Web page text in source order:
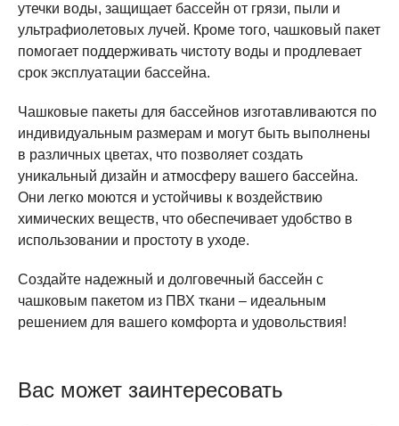
утечки воды, защищает бассейн от грязи, пыли и
ультрафиолетовых лучей. Кроме того, чашковый пакет
помогает поддерживать чистоту воды и продлевает
срок эксплуатации бассейна.
Чашковые пакеты для бассейнов изготавливаются по
индивидуальным размерам и могут быть выполнены
в различных цветах, что позволяет создать
уникальный дизайн и атмосферу вашего бассейна.
Они легко моются и устойчивы к воздействию
химических веществ, что обеспечивает удобство в
использовании и простоту в уходе.
Создайте надежный и долговечный бассейн с
чашковым пакетом из ПВХ ткани – идеальным
решением для вашего комфорта и удовольствия!
Вас может заинтересовать